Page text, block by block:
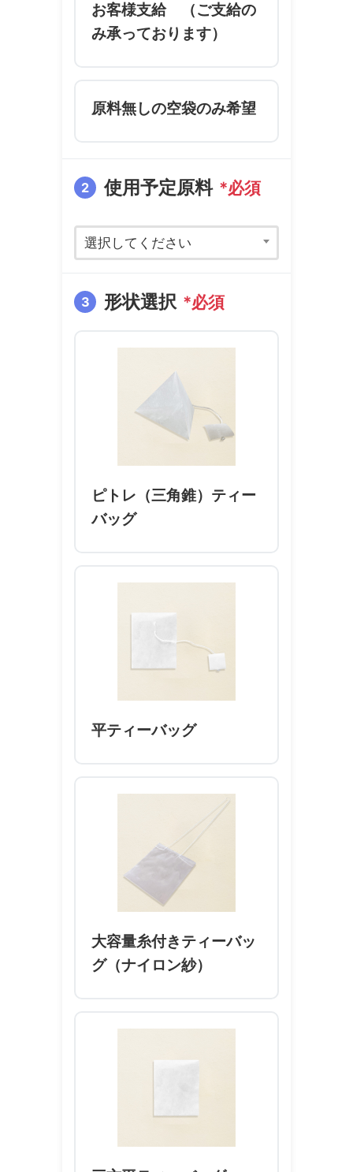
お客様支給 （ご支給の
み承っております）
原料無しの空袋のみ希望
2 使用予定原料 *必須
選択してください
3 形状選択 *必須
ピトレ（三角錐）ティー
バッグ
平ティーバッグ
大容量糸付きティーバッ
グ（ナイロン紗）